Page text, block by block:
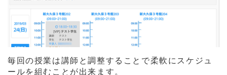
毎回の授業は講師と調整することで柔軟にスケジュ
ールを組むことが出来ます。